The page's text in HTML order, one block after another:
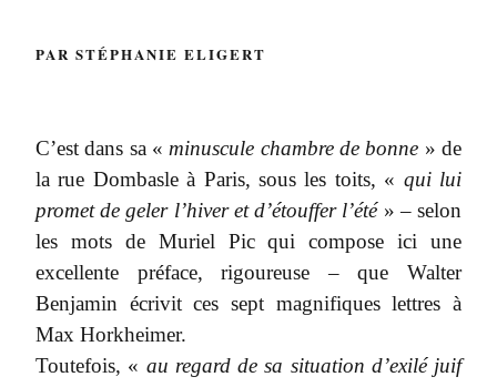
PAR STÉPHANIE ELIGERT
C’est dans sa « minuscule chambre de bonne » de
la rue Dombasle à Paris, sous les toits, « qui lui
promet de geler l’hiver et d’étouffer l’été» – selon
les mots de Muriel Pic qui compose ici une
excellente préface, rigoureuse – que Walter
Benjamin écrivit ces sept magnifiques lettres à
Max Horkheimer.
Toutefois, « au regard de sa situation d’exilé juif